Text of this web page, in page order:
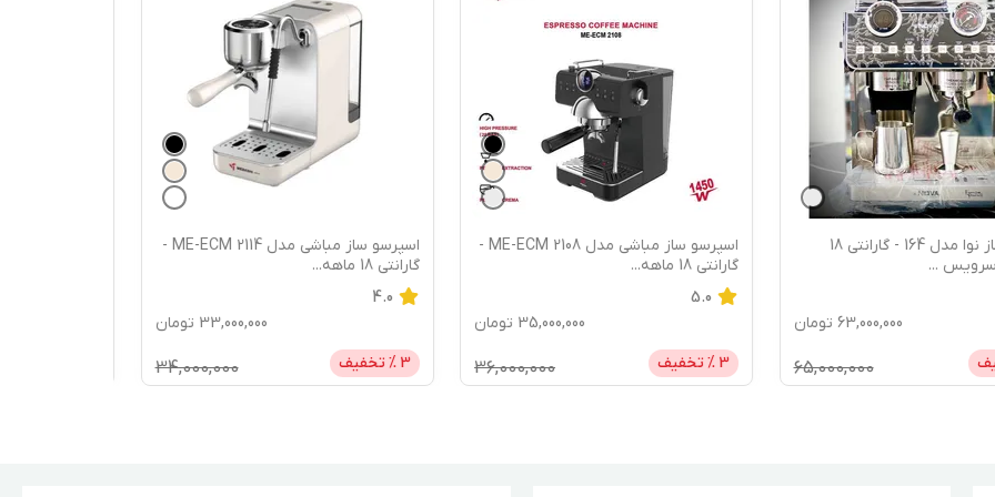
...
35,000,000 تومان
36,000,000
گارانتی 18 ماهه
4.0
33,000,000 تومان
3 % تخفیف 34,000,000
اسپرسو ساز لواک مدل 3203 - گارانتی 18
ماهه می سروی
4.3
29,500,000 تومان
3 % تخفیف 30,500,000